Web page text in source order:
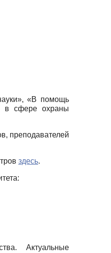
«В помощь
в сфере охраны
преподавателей
здесь.
Актуальные